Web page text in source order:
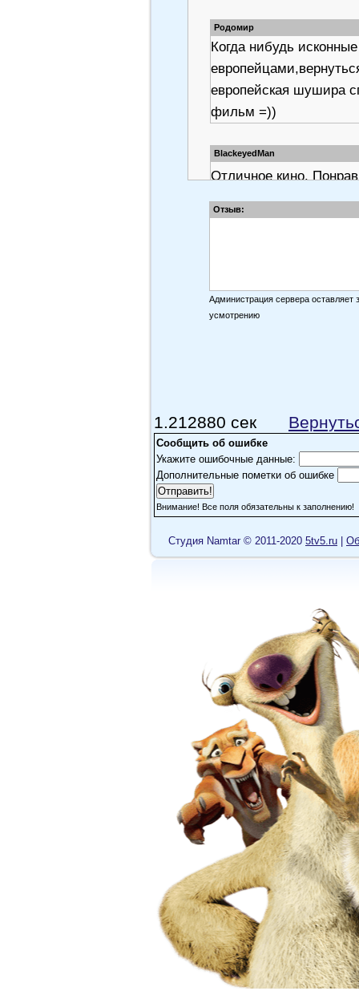
Родомир
Когда нибудь
европейская шушира
фильм =))
BlackeyedMan
Отличное кино.
Если у кого есть
"Времена другие -
осмыслить всю эту
Очень поучительный
пересмотреть в
ВСЕМ , особенно
нашему молодому и
я думаю очень будет
Отличный фильм!
Русская
А кто знает,есть
bagrova72
Великолепный фильм!
Morgoth Bauglir
Если честно ,то
интересного.
Друг Человека
Для любителей
не понравилось.
Rita Overdo
Отзыв:
Администрация сервера оставляет
усмотрению
1.212880 сек
Сообщить об ошибке
Укажите ошибочные данные:
Дополнительные пометки об ошибке
Внимание! Все поля обязательны к заполнению!
Cтудия Namtar © 2011-2020 5tv5.ru